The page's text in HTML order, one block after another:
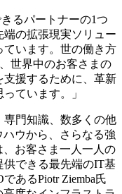
るパートナーの1つ
の拡張現実ソリュー
ています。世の働き方
世界中のお客さまの
援するために、革新
ています。」
専門知識、数多くの他
ウから、さらなる強
お客さま一人一人の
できる最先端のIT基
あるPiotr Ziemba氏